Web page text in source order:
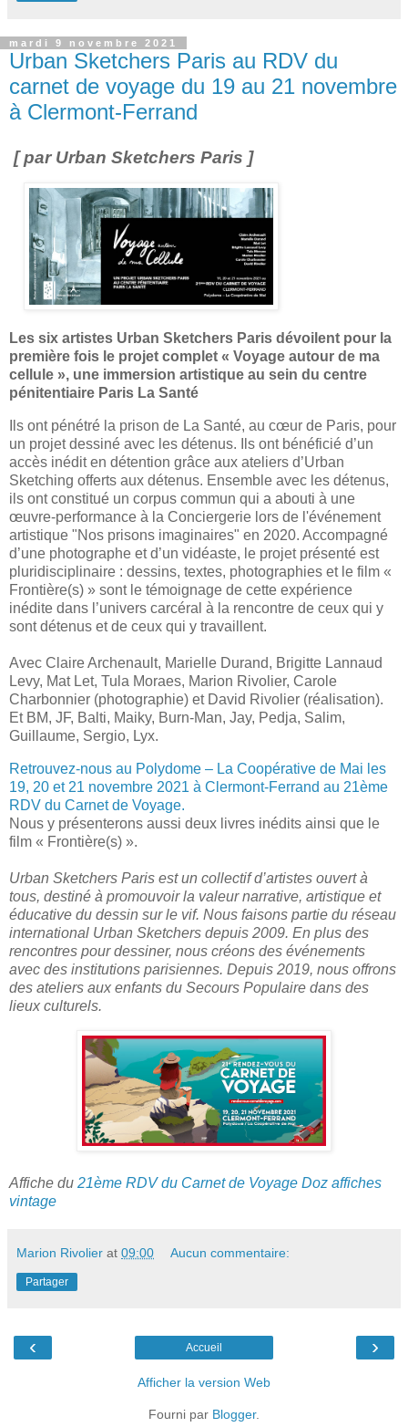
mardi 9 novembre 2021
Urban Sketchers Paris au RDV du
carnet de voyage du 19 au 21 novembre
à Clermont-Ferrand
[ par Urban Sketchers Paris ]
Les six artistes Urban Sketchers Paris dévoilent pour la
première fois le projet complet « Voyage autour de ma
cellule », une immersion artistique au sein du centre
pénitentiaire Paris La Santé
Ils ont pénétré la prison de La Santé, au cœur de Paris, pour
un projet dessiné avec les détenus. Ils ont bénéficié d’un
accès inédit en détention grâce aux ateliers d’Urban
Sketching offerts aux détenus. Ensemble avec les détenus,
ils ont constitué un corpus commun qui a abouti à une
œuvre-performance à la Conciergerie lors de l'événement
artistique "Nos prisons imaginaires" en 2020. Accompagné
d’une photographe et d’un vidéaste, le projet présenté est
pluridisciplinaire : dessins, textes, photographies et le film «
Frontière(s) » sont le témoignage de cette expérience
inédite dans l’univers carcéral à la rencontre de ceux qui y
sont détenus et de ceux qui y travaillent.
Avec Claire Archenault, Marielle Durand, Brigitte Lannaud
Levy, Mat Let, Tula Moraes, Marion Rivolier, Carole
Charbonnier (photographie) et David Rivolier (réalisation).
Et BM, JF, Balti, Maiky, Burn-Man, Jay, Pedja, Salim,
Guillaume, Sergio, Lyx.
Retrouvez-nous au Polydome – La Coopérative de Mai les
19, 20 et 21 novembre 2021 à Clermont-Ferrand au 21ème
RDV du Carnet de Voyage.
Nous y présenterons aussi deux livres inédits ainsi que le
film « Frontière(s) ».
Urban Sketchers Paris est un collectif d’artistes ouvert à
tous, destiné à promouvoir la valeur narrative, artistique et
éducative du dessin sur le vif. Nous faisons partie du réseau
international Urban Sketchers depuis 2009. En plus des
rencontres pour dessiner, nous créons des événements
avec des institutions parisiennes. Depuis 2019, nous offrons
des ateliers aux enfants du Secours Populaire dans des
lieux culturels.
Affiche du 21ème RDV du Carnet de Voyage Doz affiches
vintage
Marion Rivolier at 09:00 Aucun commentaire:
Partager
‹ ›
Accueil
Afficher la version Web
Fourni par Blogger.